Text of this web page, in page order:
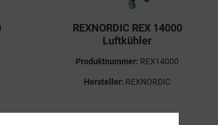
REXNORDIC REX 14000
Luftkühler
Produktnummer: REX14000
Hersteller: REXNORDIC